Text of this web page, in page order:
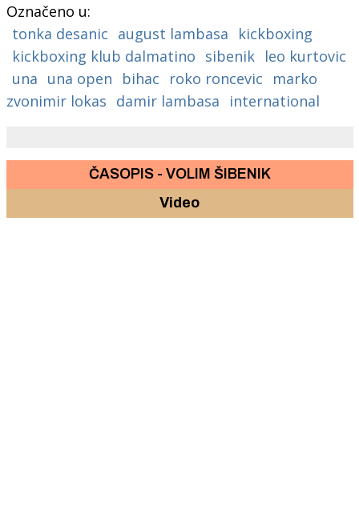
Označeno u:
tonka desanic august lambasa
kickboxing
kickboxing klub dalmatino sibenik leo kurtovic
una una open bihac roko roncevic
marko
zvonimir lokas damir lambasa international
ČASOPIS - VOLIM ŠIBENIK
Video